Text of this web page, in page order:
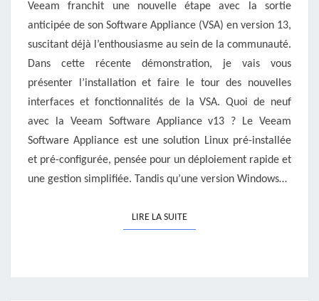
D’AVENIR
Veeam franchit une nouvelle étape avec la sortie
anticipée de son Software Appliance (VSA) en version 13,
suscitant déjà l’enthousiasme au sein de la communauté.
Dans cette récente démonstration, je vais vous
présenter l’installation et faire le tour des nouvelles
interfaces et fonctionnalités de la VSA. Quoi de neuf
avec la Veeam Software Appliance v13 ? Le Veeam
Software Appliance est une solution Linux pré-installée
et pré-configurée, pensée pour un déploiement rapide et
une gestion simplifiée. Tandis qu’une version Windows…
LIRE LA SUITELIRE LA SUITE